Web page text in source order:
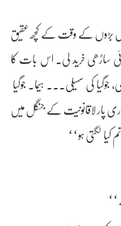
میں بڑوں کے وقت کے کچھ عقیق
ساڑھی خرید لی۔ اس بات کا
کی سہیلی۔۔۔ ہیما۔ جوگیا
پار لاقانونیت کے جنگل میں
کیا لگتی ہو‘‘